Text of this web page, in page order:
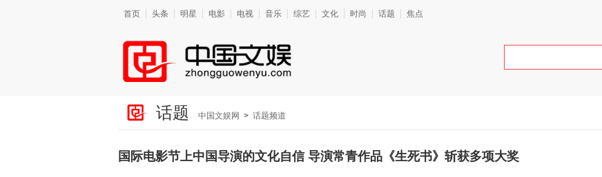
首页 头条 明星 电影 电视 音乐 综艺 文化 时尚 话题 焦点
话题 中国文娱网 > 话题频道
国际电影节上中国导演的文化自信 导演常青作品《生死书》斩获多项大奖